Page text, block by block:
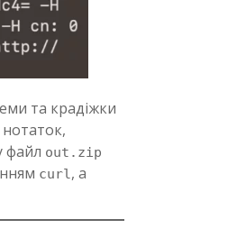
та крадіжки
нотаток,
файл out.zip
curl, а